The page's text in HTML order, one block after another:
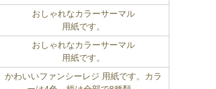
おしゃれなカラーサーマル
用紙です。
おしゃれなカラーサーマル
用紙です。
かわいいファンシーレジ 用紙です。カラ